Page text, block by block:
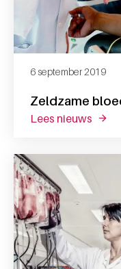
Zeldzame
6 september 2019
lees nieuws